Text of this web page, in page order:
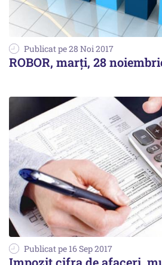
Publicat pe 28 Noi 2017
ROBOR, marți, 28
Publicat pe 16 Sep 2017